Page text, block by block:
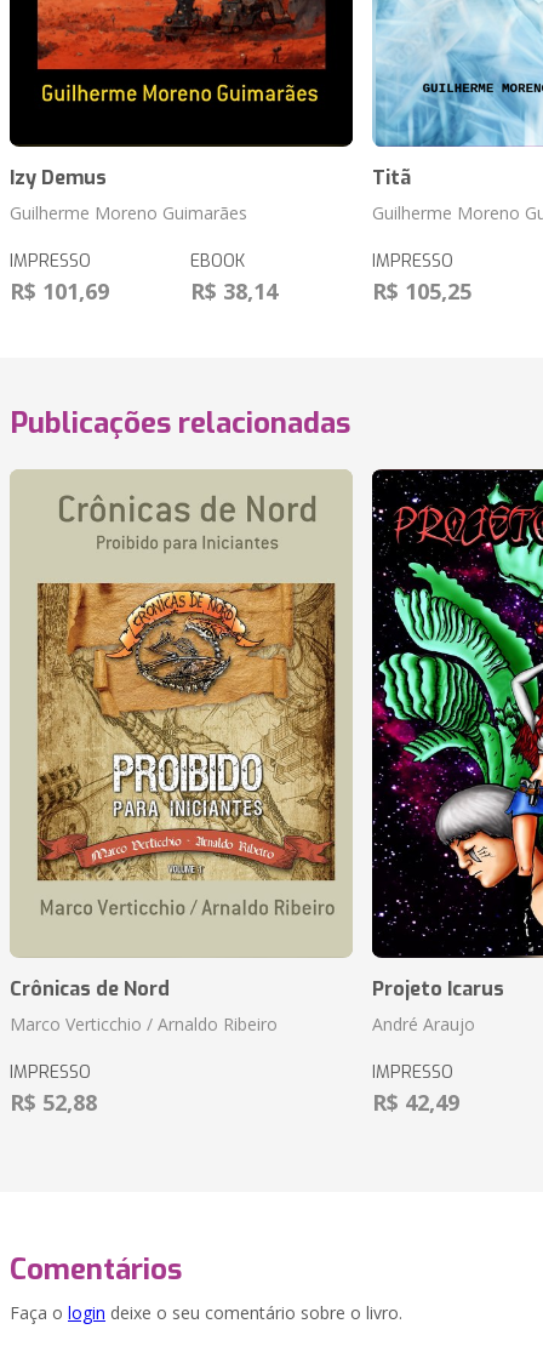
Izy Demus
Guilherme Moreno Guimarães
IMPRESSO
R$ 101,69
EBOOK
R$ 38,14
Titã
Guilherme Moreno
IMPRESSO
R$ 105,25
Publicações relacionadas
Crônicas de Nord
Marco Verticchio / Arnaldo Ribeiro
IMPRESSO
R$ 52,88
Projeto Icarus
André Araujo
IMPRESSO
R$ 42,49
Comentários
Faça o login deixe o seu comentário sobre o livro.